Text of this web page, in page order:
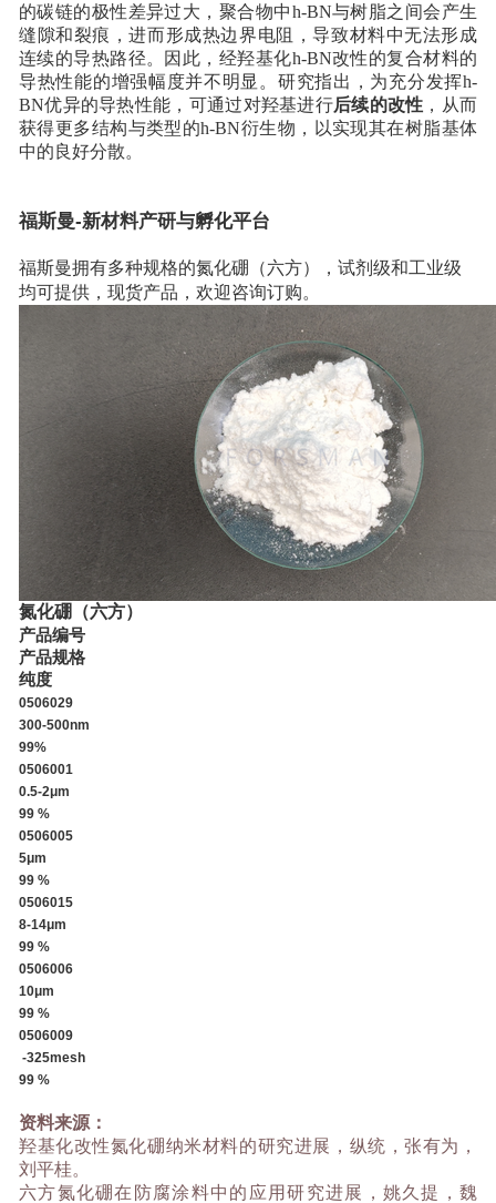
的碳链的极性差异过大，聚合物中h-BN与树脂之间会产生
缝隙和裂痕，进而形成热边界电阻，导致材料中无法形成
连续的导热路径。因此，经羟基化h-BN改性的复合材料的
导热性能的增强幅度并不明显。研究指出，为充分发挥h-
BN优异的导热性能，可通过对羟基进行后续的改性 ，从而
获得更多结构与类型的h-BN衍生物，以实现其在树脂基体
中的良好分散。
福斯曼-新材料产研与孵化平台
福斯曼拥有多种规格的氮化硼（六方），试剂级和工业级
均可提供，现货产品，欢迎咨询订购。
氮化硼（六方）
产品编号
产品规格
纯度
0506029
300-500nm
99%
0506001
0.5-2μm
99 %
0506005
5μm
99 %
0506015
8-14μm
99 %
0506006
10μm
99 %
0506009
-325mesh
99 %
资料来源：
羟基化改性氮化硼纳米材料的研究进展，纵统，张有为，
刘平桂。
六方氮化硼在防腐涂料中的应用研究进展，姚久提，魏